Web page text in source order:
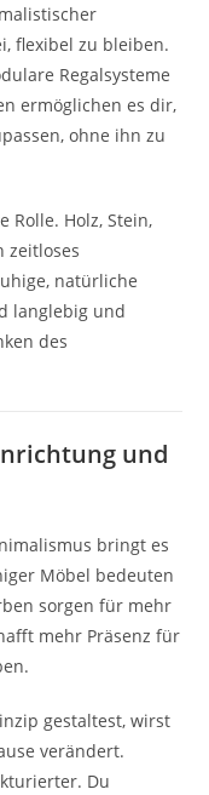
flexibel zu bleiben.
Regalsysteme
ermöglichen es dir,
ohne ihn zu
Rolle. Holz, Stein,
zeitloses
natürliche
langlebig und
des
und
bringt es
Möbel bedeuten
sorgen für mehr
mehr Präsenz für
gestaltest, wirst
verändert.
Du